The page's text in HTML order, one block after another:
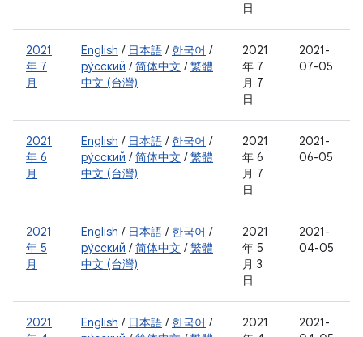
日
2021
年 7
月
English / 日本語 / 한국어 /
ру́сский /简体中文 /繁體
中文 (台灣)
2021
年 7
月 7
日
2021-
07-05
2021
年 6
月
English / 日本語 / 한국어 /
ру́сский /简体中文 /繁體
中文 (台灣)
2021
年 6
月 7
日
2021-
06-05
2021
年 5
月
English / 日本語 / 한국어 /
ру́сский /简体中文 /繁體
中文 (台灣)
2021
年 5
月 3
日
2021-
04-05
2021
English / 日本語 / 한국어 /
2021
2021-